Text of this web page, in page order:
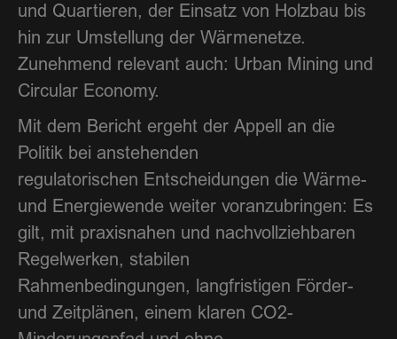
und Quartieren, der Einsatz von Holzbau bis
hin zur Umstellung der Wärmenetze.
Zunehmend relevant auch: Urban Mining und
Circular Economy.
Mit dem Bericht ergeht der Appell an die
Politik bei anstehenden
regulatorischen Entscheidungen die Wärme-
und Energiewende weiter voranzubringen: Es
gilt, mit praxisnahen und nachvollziehbaren
Regelwerken, stabilen
Rahmenbedingungen, langfristigen Förder-
und Zeitplänen, einem klaren CO2-